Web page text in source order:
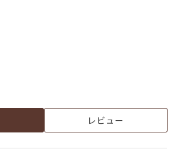
レビュー